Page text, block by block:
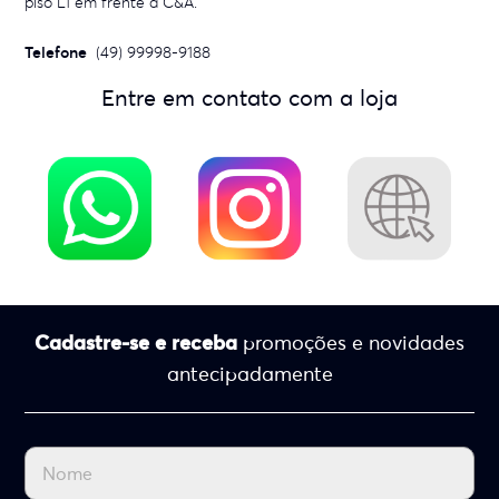
Telefone (49) 99998-9188
Entre em contato com a loja
Cadastre-se e receba promoções e novidades
antecipadamente